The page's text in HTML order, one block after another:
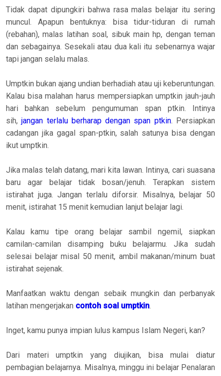
Tidak dapat dipungkiri bahwa rasa malas belajar itu sering
muncul. Apapun bentuknya: bisa tidur-tiduran di rumah
(rebahan), malas latihan soal, sibuk main hp, dengan teman
dan sebagainya. Sesekali atau dua kali itu sebenarnya wajar
tapi jangan selalu malas.
Umptkin bukan ajang undian berhadiah atau uji keberuntungan.
Kalau bisa malahan harus mempersiapkan umptkin jauh-jauh
hari bahkan sebelum pengumuman span ptkin. Intinya
sih,jangan terlalu berharap dengan span ptkin. Persiapkan
cadangan jika gagal span-ptkin, salah satunya bisa dengan
ikut umptkin.
Jika malas telah datang, mari kita lawan. Intinya, cari suasana
baru agar belajar tidak bosan/jenuh. Terapkan sistem
istirahat juga. Jangan terlalu diforsir. Misalnya, belajar 50
menit, istirahat 15 menit kemudian lanjut belajar lagi.
Kalau kamu tipe orang belajar sambil ngemil, siapkan
camilan-camilan disamping buku belajarmu. Jika sudah
selesai belajar misal 50 menit, ambil makanan/minum buat
istirahat sejenak.
Manfaatkan waktu dengan sebaik mungkin dan perbanyak
latihan mengerjakan contoh soal umptkin.
Inget, kamu punya impian lulus kampus Islam Negeri, kan?
Dari materi umptkin yang diujikan, bisa mulai diatur
pembagian belajarnya. Misalnya, minggu ini belajar Penalaran